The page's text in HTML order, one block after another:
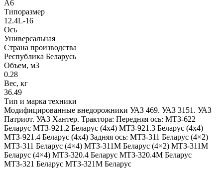
A6
Типоразмер
12.4L-16
Ось
Универсальная
Страна производства
Республика Беларусь
Объем, м3
0.28
Вес, кг
36.49
Тип и марка техники
Модифицированные внедорожники УАЗ 469. УАЗ 3151. УАЗ
Патриот. УАЗ Хантер. Трактора: Передняя ось: МТЗ-622
Беларус МТЗ-921.2 Беларус (4х4) МТЗ-921.3 Беларус (4х4)
МТЗ-921.4 Беларус (4х4) Задняя ось: МТЗ-311 Беларус (4×2)
МТЗ-311 Беларус (4×4) МТЗ-311М Беларус (4×2) МТЗ-311М
Беларус (4×4) МТЗ-320.4 Беларус МТЗ-320.4М Беларус
МТЗ-321 Беларус МТЗ-321М Беларус